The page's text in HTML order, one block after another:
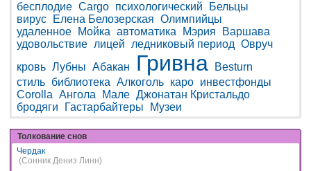
бесплодие Cargo психологический
Бельцы
вирус
Елена Белозерская Олимпийцы
удаленное
Мойка автоматика Мэрия
Варшава
удовольствие лицей ледниковый период Овруч
кровь Лубны Абакан Гривна
Besturn
стиль библиотека Алкоголь каро инвестфонды
Corolla Ангола Мале Джонатан Кристальдо
бродяги
Гастарбайтеры Музеи
Толкование снов
Чердак
(Сонник Дениз Линн)